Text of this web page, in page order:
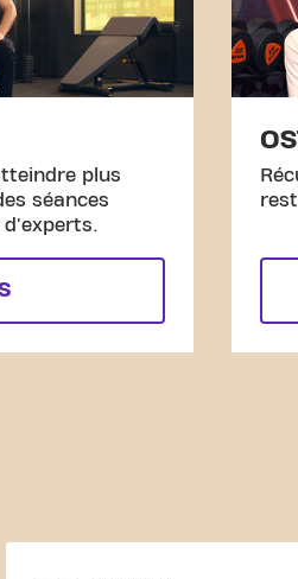
plus
séances